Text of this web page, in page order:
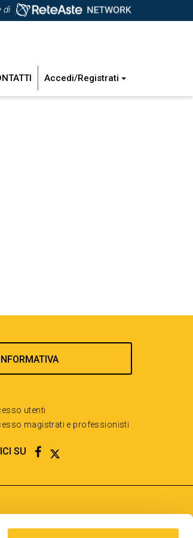
di
Accedi/Registrati
utenti
magistrati e professionisti
SU FACEBOOK
TWITTER